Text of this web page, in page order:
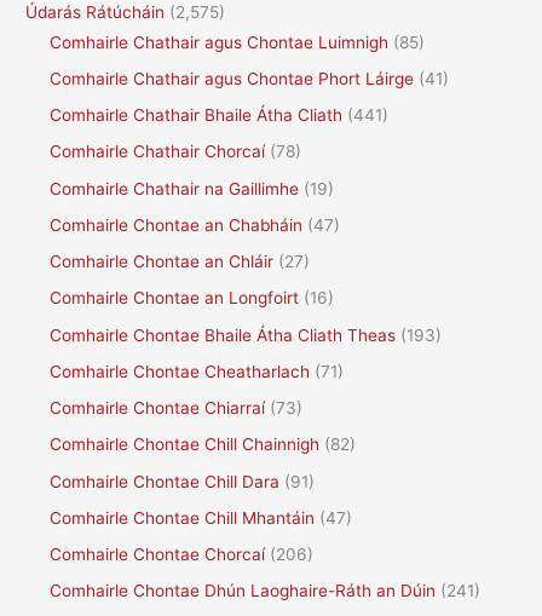
Údarás Rátúcháin (2,575)
Comhairle Chathair agus Chontae Luimnigh (85)
Comhairle Chathair agus Chontae Phort Láirge (41)
Comhairle Chathair Bhaile Átha Cliath (441)
Comhairle Chathair Chorcaí(78)
Comhairle Chathair na Gaillimhe (19)
Comhairle Chontae an Chabháin (47)
Comhairle Chontae an Chláir (27)
Comhairle Chontae an Longfoirt (16)
Comhairle Chontae Bhaile Átha Cliath Theas (193)
Comhairle Chontae Cheatharlach (71)
Comhairle Chontae Chiarraí(73)
Comhairle Chontae Chill Chainnigh (82)
Comhairle Chontae Chill Dara (91)
Comhairle Chontae Chill Mhantáin (47)
Comhairle Chontae Chorcaí(206)
Comhairle Chontae Dhún Laoghaire-Ráth an Dúin (241)